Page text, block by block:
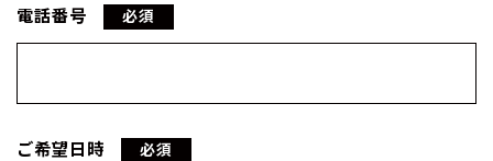
電話番号
ご希望日時